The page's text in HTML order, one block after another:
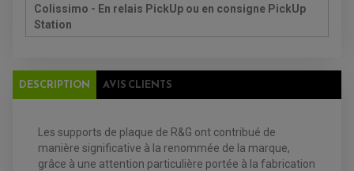
EQUIPEMENT ELECTRIQUE QUAD / SSV
ACCESSOIRES ELECTRIQUE QUAD / SSV
BOITIER CDI QUAD ET SSV
Colissimo - En relais PickUp ou en consigne PickUp
Station
DESCRIPTION AVIS CLIENTS
Les supports de plaque de R&G ont contribué de
manière significative à la renommée de la marque,
grâce à une attention particulière portée à la fabrication